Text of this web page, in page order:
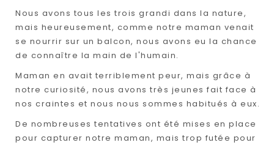
Nous avons tous les trois grandi dans la nature,
mais heureusement, comme notre maman venait
se nourrir sur un balcon, nous avons eu la chance
de connaître la main de l'humain.
Maman en avait terriblement peur, mais grâce à
notre curiosité, nous avons très jeunes fait face à
nos craintes et nous nous sommes habitués à eux.
De nombreuses tentatives ont été mises en place
pour capturer notre maman, mais trop futée pour